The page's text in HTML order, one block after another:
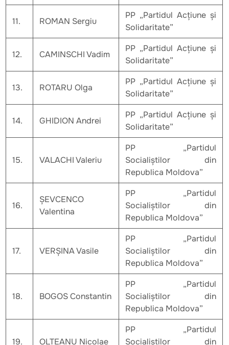
11. ROMAN Sergiu
PP „Partidul Acțiune și
Solidaritate”
12. CAMINSCHI Vadim
PP „Partidul Acțiune și
Solidaritate”
13. ROTARU Olga
PP „Partidul Acțiune și
Solidaritate”
14. GHIDION Andrei
PP „Partidul Acțiune și
Solidaritate”
15. VALACHI Valeriu
PP „Partidul
Socialiștilor din
Republica Moldova”
16.
ȘEVCENCO
Valentina
PP „Partidul
Socialiștilor din
Republica Moldova”
17. VERȘINA Vasile
PP „Partidul
Socialiștilor din
Republica Moldova”
18. BOGOS Constantin
PP „Partidul
Socialiștilor din
Republica Moldova”
19. OLTEANU Nicolae
PP „Partidul
Socialiștilor din